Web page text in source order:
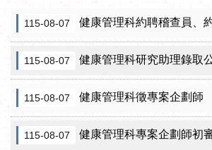
115-08-07 健康管理科約聘稽查員、約聘高級企劃師之
115-08-07 健康管理科研究助理錄取
115-08-07 健康管理科徵專案企劃師
115-08-07 健康管理科專案企劃師初